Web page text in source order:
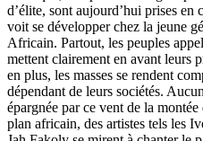
d’élite, sont aujourd’hui prises en
voit se développer chez la jeune
Africain. Partout, les peuples
mettent clairement en avant leurs
en plus, les masses se rendent
dépendant de leurs sociétés.
épargnée par ce vent de la
plan africain, des artistes tels les